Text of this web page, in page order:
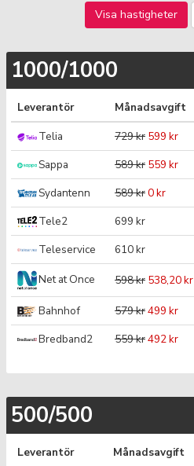
Visa hastigheter
1000/1000
Leverantör Månadsavgift
Telia
729 kr 599 kr
Sappa
589 kr 559 kr
Sydantenn
589 kr0 kr
Tele2
699 kr
Teleservice
610 kr
Net at Once
598 kr 538,20 kr
Bahnhof 579 kr499 kr
Bredband2
559 kr492 kr
500/500
Leverantör Månadsavgift